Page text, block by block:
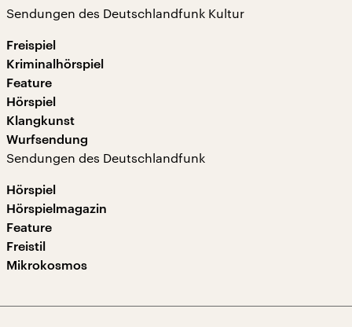
Sendungen des Deutschlandfunk Kultur
Freispiel
Kriminalhörspiel
Feature
Hörspiel
Klangkunst
Wurfsendung
Sendungen des Deutschlandfunk
Hörspiel
Hörspielmagazin
Feature
Freistil
Mikrokosmos